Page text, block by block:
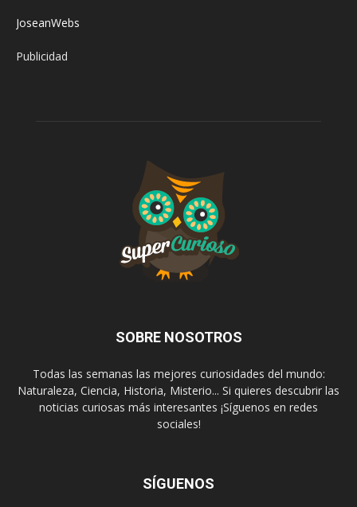
JoseanWebs
Publicidad
SOBRE NOSOTROS
Todas las semanas las mejores curiosidades del mundo:
Naturaleza, Ciencia, Historia, Misterio... Si quieres descubrir las
noticias curiosas más interesantes ¡Síguenos en redes
sociales!
SÍGUENOS